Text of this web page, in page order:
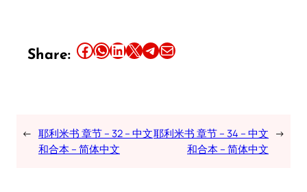
Share: Share this article on Facebook Share this article on WhatsApp Share this article on LinkedIn Share this article on X Share this article on TelegramEmail this Article
← 耶利米书 章节 – 32 – 中文
和合本 – 简体中文
耶利米书 章节 – 34 – 中文
和合本 – 简体中文
→